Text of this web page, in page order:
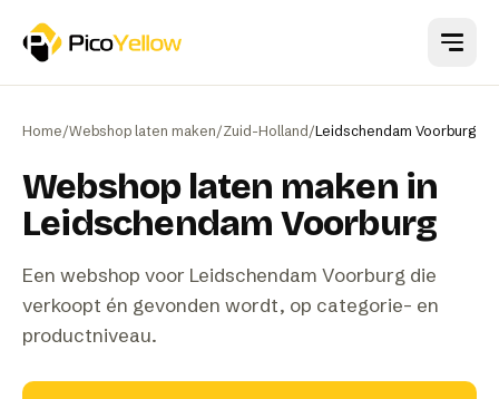
Home/Webshop laten maken/Zuid-Holland /Leidschendam Voorburg
Webshop laten maken in
Leidschendam Voorburg
Een webshop voor Leidschendam Voorburg die
verkoopt én gevonden wordt, op categorie- en
productniveau.